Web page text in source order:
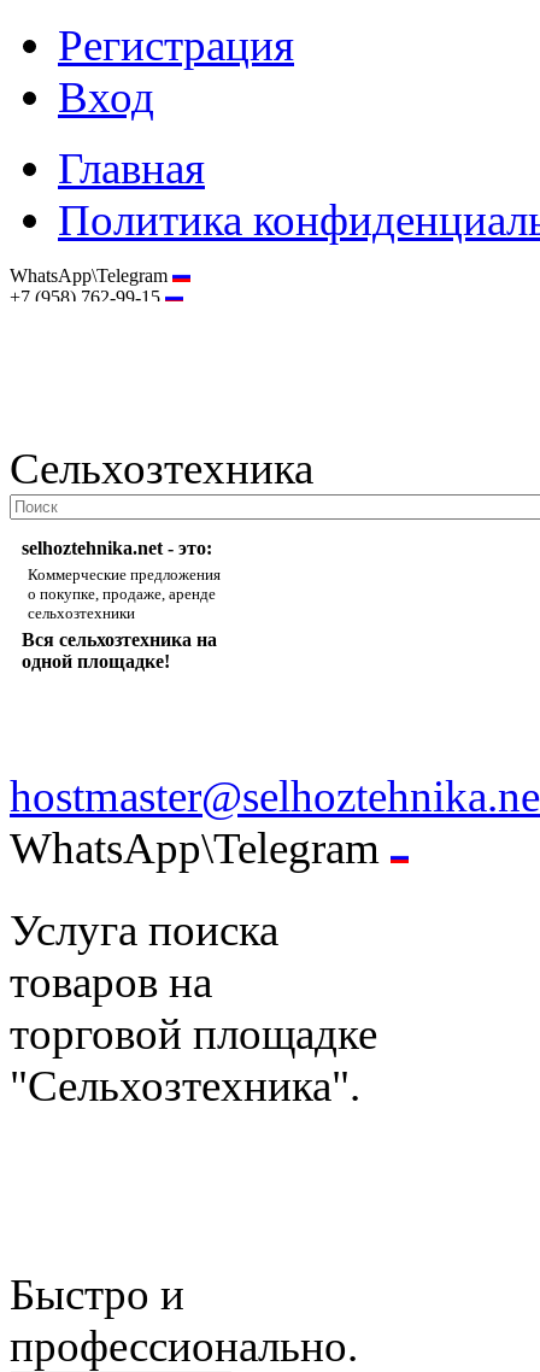
Регистрация
Вход
Главная
Политика
WhatsApp\Telegram
+7 (958) 762-99-15
Сельхозтехника
selhoztehnika.net - это:
Коммерческие предложения
о покупке, продаже, аренде
сельхозтехники
Вся сельхозтехника на
одной площадке!
WhatsApp\Telegram
Услуга поиска
товаров на
торговой площадке
"Сельхозтехника".
Быстро и
профессионально.